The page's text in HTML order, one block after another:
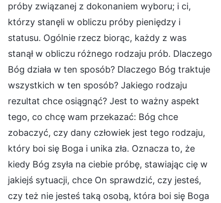
próby związanej z dokonaniem wyboru; i ci,
którzy stanęli w obliczu próby pieniędzy i
statusu. Ogólnie rzecz biorąc, każdy z was
stanął w obliczu różnego rodzaju prób. Dlaczego
Bóg działa w ten sposób? Dlaczego Bóg traktuje
wszystkich w ten sposób? Jakiego rodzaju
rezultat chce osiągnąć? Jest to ważny aspekt
tego, co chcę wam przekazać: Bóg chce
zobaczyć, czy dany człowiek jest tego rodzaju,
który boi się Boga i unika zła. Oznacza to, że
kiedy Bóg zsyła na ciebie próbę, stawiając cię w
jakiejś sytuacji, chce On sprawdzić, czy jesteś,
czy też nie jesteś taką osobą, która boi się Boga